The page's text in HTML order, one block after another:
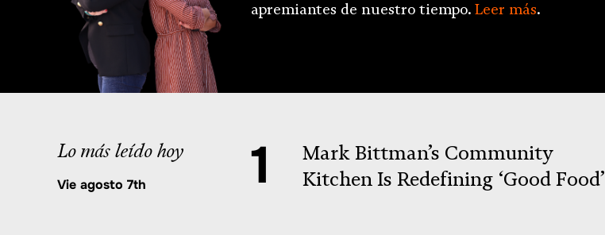
apremiantes de nuestro tiempo. Leer más.
Lo más leído hoy
Vie agosto 7th
Mark Bittman’s Community
Kitchen Is Redefining ‘Good Food’